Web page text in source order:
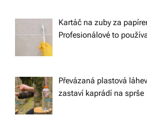
Kartáč na zuby za
Profesionálové to
Převázaná plastová
zastaví kaprádí na sprše